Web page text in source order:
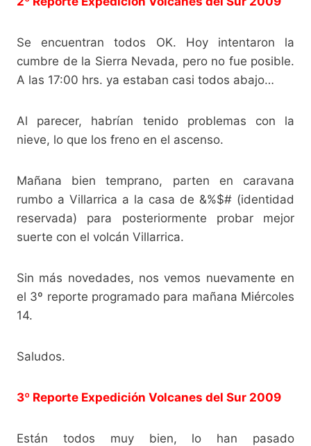
Se encuentran todos OK. Hoy intentaron la
cumbre de la Sierra Nevada, pero no fue posible.
A las 17:00 hrs. ya estaban casi todos abajo…
Al parecer, habrían tenido problemas con la
nieve, lo que los freno en el ascenso.
Mañana bien temprano, parten en caravana
rumbo a Villarrica a la casa de &%$# (identidad
reservada) para posteriormente probar mejor
suerte con el volcán Villarrica.
Sin más novedades, nos vemos nuevamente en
el 3º reporte programado para mañana Miércoles
14.
Saludos.
3º Reporte Expedición Volcanes del Sur 2009
Están todos muy bien, lo han pasado